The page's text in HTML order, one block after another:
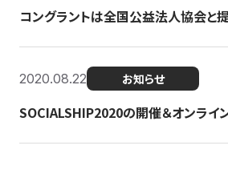
コングラントは全国公益法人協会と
2020.08.22 お知らせ
SOCIALSHIP2020の開催＆オンライ